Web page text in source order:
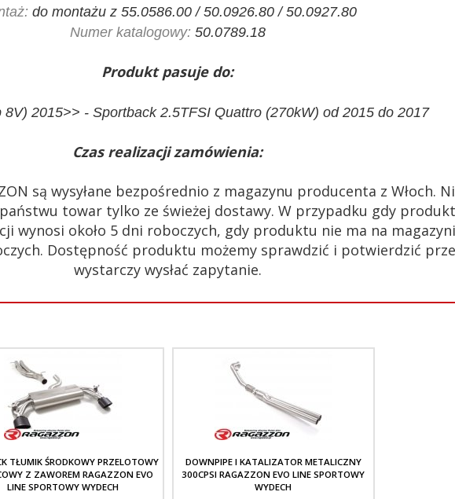
do montażu z 55.0586.00 / 50.0926.80 / 50.0927.80
Numer katalogowy: 50.0789.18
Produkt pasuje do:
8V) 2015>> - Sportback 2.5TFSI Quattro (270kW) od 2015 do 2017
Czas realizacji zamówienia:
są wysyłane bezpośrednio z magazynu producenta z Włoch.
towar tylko ze świeżej dostawy. W przypadku gdy
wynosi około 5 dni roboczych, gdy produktu nie ma na
Dostępność produktu możemy sprawdzić i potwierdzić
wystarczy wysłać zapytanie.
TŁUMIK ŚRODKOWY PRZELOTOWY
Z ZAWOREM RAGAZZON EVO
LINE SPORTOWY WYDECH
DOWNPIPE I KATALIZATOR METALICZNY
300CPSI RAGAZZON EVO LINE SPORTOWY
WYDECH